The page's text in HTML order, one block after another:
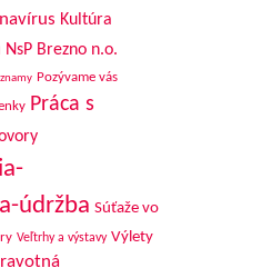
Kultúra
NsP Brezno n.o.
Pozývame vás
Práca s
údržba Súťaže vo
Veľtrhy a výstavy Výlety